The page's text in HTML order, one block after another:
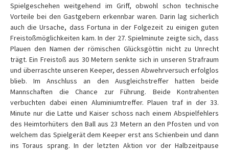
Spielgeschehen weitgehend im Griff, obwohl schon technische
Vorteile bei den Gastgebern erkennbar waren. Darin lag sicherlich
auch die Ursache, dass Fortuna in der Folgezeit zu einigen guten
Freistoßmöglichkeiten kam. In der 27. Spielminute zeigte sich, dass
Plauen den Namen der römischen Glücksgöttin nicht zu Unrecht
trägt. Ein Freistoß aus 30 Metern senkte sich in unseren Strafraum
und überraschte unseren Keeper, dessen Abwehrversuch erfolglos
blieb. Im Anschluss an den Ausgleichstreffer hatten beide
Mannschaften die Chance zur Führung. Beide Kontrahenten
verbuchten dabei einen Aluminiumtreffer. Plauen traf in der 33.
Minute nur die Latte und Kaiser schoss nach einem Abspielfehlers
des Heimtorhüters den Ball aus 23 Metern an den Pfosten und von
welchem das Spielgerät dem Keeper erst ans Schienbein und dann
ins Toraus sprang. In der letzten Aktion vor der Halbzeitpause